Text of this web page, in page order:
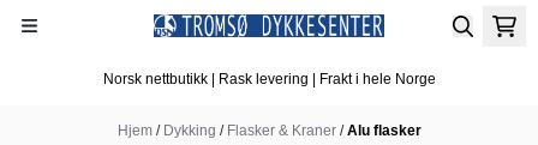
Hopp til innhold
Norsk nettbutikk | Rask levering | Frakt i hele Norge
Hjem / Dykking / Flasker & Kraner /Alu flasker